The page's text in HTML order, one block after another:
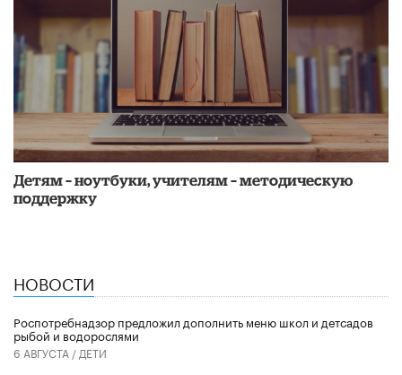
Детям – ноутбуки, учителям – методическую
поддержку
НОВОСТИ
Роспотребнадзор предложил дополнить меню школ и детсадов
рыбой и водорослями
6 АВГУСТА / ДЕТИ